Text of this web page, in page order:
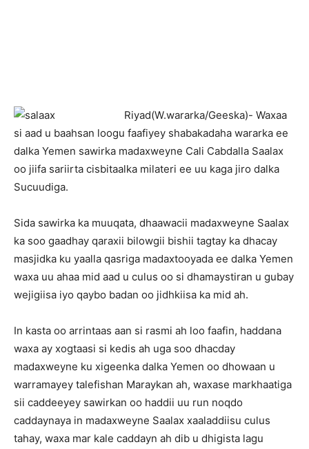
Riyad(W.wararka/Geeska)- Waxaa
si aad u baahsan loogu faafiyey shabakadaha wararka ee
dalka Yemen sawirka madaxweyne Cali Cabdalla Saalax
oo jiifa sariirta cisbitaalka milateri ee uu kaga jiro dalka
Sucuudiga.
Sida sawirka ka muuqata, dhaawacii madaxweyne Saalax
ka soo gaadhay qaraxii bilowgii bishii tagtay ka dhacay
masjidka ku yaalla qasriga madaxtooyada ee dalka Yemen
waxa uu ahaa mid aad u culus oo si dhamaystiran u gubay
wejigiisa iyo qaybo badan oo jidhkiisa ka mid ah.
In kasta oo arrintaas aan si rasmi ah loo faafin, haddana
waxa ay xogtaasi si kedis ah uga soo dhacday
madaxweyne ku xigeenka dalka Yemen oo dhowaan u
warramayey talefishan Maraykan ah, waxase markhaatiga
sii caddeeyey sawirkan oo haddii uu run noqdo
caddaynaya in madaxweyne Saalax xaaladdiisu culus
tahay, waxa mar kale caddayn ah dib u dhigista lagu